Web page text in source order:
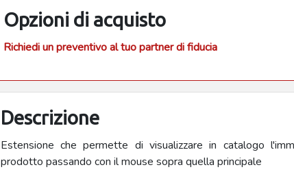
Opzioni di acquisto
Richiedi un preventivo al tuo partner di fiducia
Descrizione
Estensione che permette di visualizzare in catalogo
prodotto passando con il mouse sopra quella principale